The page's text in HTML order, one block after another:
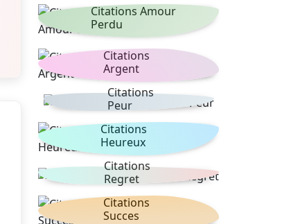
Citations Amour
Perdu
Citations
Argent
Citations
Peur
Citations
Heureux
Citations
Regret
Citations
Succes